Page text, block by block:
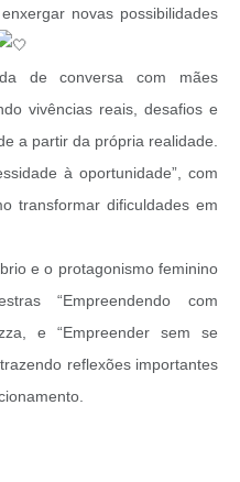
novas possibilidades
de conversa com mães
vivências reais, desafios e
a partir da própria realidade.
à oportunidade”, com
transformar dificuldades em
e o protagonismo feminino
“Empreendendo com
e “Empreender sem se
reflexões importantes